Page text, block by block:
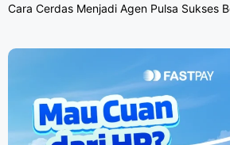
Cara Cerdas Menjadi Agen Pulsa Sukses